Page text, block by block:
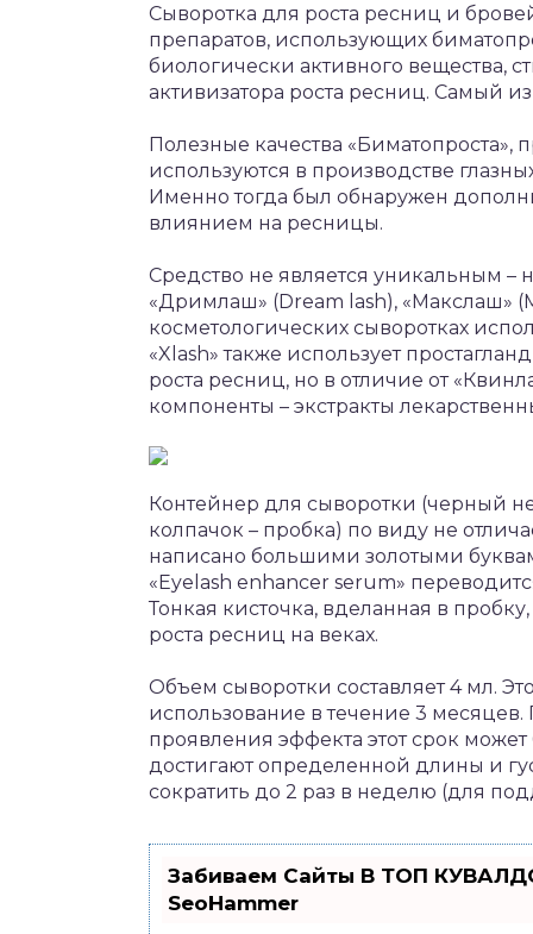
Сыворотка для роста ресниц и
препаратов, использующих
биологически активного вещества,
активизатора роста ресниц. Самый
Полезные качества «Биматопроста»,
используются в производстве
Именно тогда был обнаружен
влиянием на ресницы.
Средство не является уникальным –
«Дримлаш» (Dream lash), «Макслаш»
косметологических сыворотках
«Xlash» также использует
роста ресниц, но в отличие от
компоненты – экстракты
Контейнер для сыворотки (черный
колпачок – пробка) по виду не
написано большими золотыми
«Eyelash enhancer serum»
Тонкая кисточка, вделанная в
роста ресниц на веках.
Объем сыворотки составляет 4 мл.
использование в течение 3
проявления эффекта этот срок
достигают определенной длины и
сократить до 2 раз в неделю (для
Забиваем Сайты В ТОП
SeoHammer